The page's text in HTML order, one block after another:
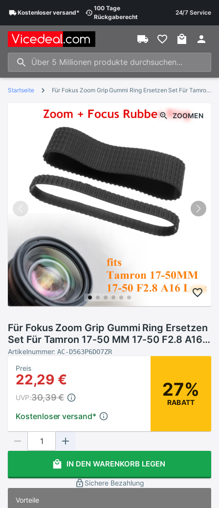
Kostenloserversand*
100 Tage
Rückgaberecht
24/7 Service
Startseite Für Fokus Zoom Grip Gummi Ring Ersetzen Set Für Tamron 17-50 MM 17-50 F2.8 A16 Objektiv
ZOOMEN
Für Fokus Zoom Grip Gummi Ring Ersetzen
Set Für Tamron 17-50 MM 17-50 F2.8 A16
Objektiv
Artikelnummer:AC-D563P6DO7ZR
Preis
22,29 €
Kostenloser versand*
UVP:30,39 € 27%
RABATT
IN DEN WARENKORB LEGEN
Sichere Bezahlung
Vorteile